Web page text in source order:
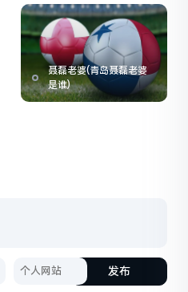
聂磊老婆(青岛聂磊老婆
是谁)
发布